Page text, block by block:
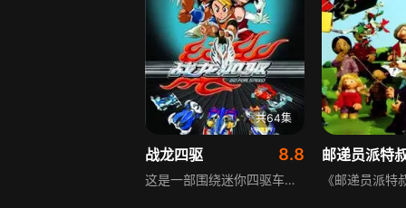
共64集
战龙四驱 8.8
这是一部围绕迷你四驱车展开的竞技动画，讲述少年迷你四驱车天才韦天飞夺得全国迷你四驱车大赛冠军的故事，这场冠军的取得间接导致同为迷你四驱车研发专家的父亲韦超与合作伙伴霍震决裂，进而引发了一场火灾，后续故事围绕这场决裂与火灾展开，展现了四驱车世界的竞技与纠葛。
邮递员派特